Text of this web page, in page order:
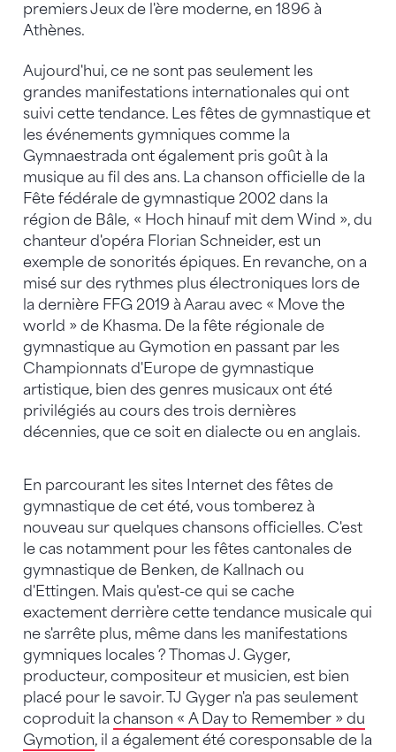
premiers Jeux de l'ère moderne, en 1896 à
Athènes.
Aujourd'hui, ce ne sont pas seulement les
grandes manifestations internationales qui ont
suivi cette tendance. Les fêtes de gymnastique et
les événements gymniques comme la
Gymnaestrada ont également pris goût à la
musique au fil des ans. La chanson officielle de la
Fête fédérale de gymnastique 2002 dans la
région de Bâle, « Hoch hinauf mit dem Wind », du
chanteur d'opéra Florian Schneider, est un
exemple de sonorités épiques. En revanche, on a
misé sur des rythmes plus électroniques lors de
la dernière FFG 2019 à Aarau avec « Move the
world » de Khasma. De la fête régionale de
gymnastique au Gymotion en passant par les
Championnats d'Europe de gymnastique
artistique, bien des genres musicaux ont été
privilégiés au cours des trois dernières
décennies, que ce soit en dialecte ou en anglais.
En parcourant les sites Internet des fêtes de
gymnastique de cet été, vous tomberez à
nouveau sur quelques chansons officielles. C'est
le cas notamment pour les fêtes cantonales de
gymnastique de Benken, de Kallnach ou
d'Ettingen. Mais qu'est-ce qui se cache
exactement derrière cette tendance musicale qui
ne s'arrête plus, même dans les manifestations
gymniques locales ? Thomas J. Gyger,
producteur, compositeur et musicien, est bien
placé pour le savoir. TJ Gyger n'a pas seulement
coproduit la chanson « A Day to Remember » du
Gymotion, il a également été coresponsable de la